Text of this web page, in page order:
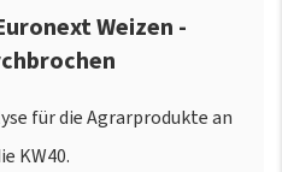
Weizen -
für die Agrarprodukte an
KW40.